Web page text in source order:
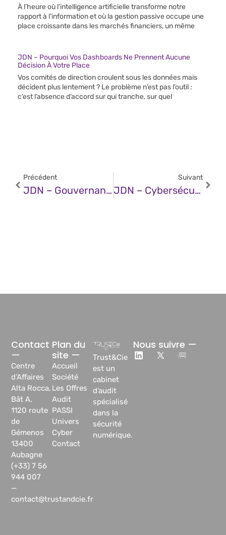
À l’heure où l’intelligence artificielle transforme notre
rapport à l’information et où la gestion passive occupe une
place croissante dans les marchés financiers, un même
JDN – Pourquoi Vos Dashboards Ne Prennent Aucune
Décision À Votre Place
Vos comités de direction croulent sous les données mais
décident plus lentement ? Le problème n’est pas l’outil :
c’est l’absence d’accord sur qui tranche, sur quel
Précédent
JDN – Gouvernance Et Authentification Forte : Gérer Les Accès Temporaires Avec L’authentification Sans Mot De Passe
Suivant
JDN – Cybersécurité Et Cloud : La France Trop Dépendante De Ses « Alliés »
Trust&Cie
est un
cabinet
d’audit
spécialisé
dans la
sécurité
numérique.
Plan du
site —
Accueil
Société
Les Offres
Audit
PASSI
Univers
Cyber
Contact
Contact
—
Centre
d’Affaires
Alta Rocca,
Bât A,
1120 route
de
Gémenos
13400
Aubagne
(+33) 7 56
944 007
—
contact@trustandcie.fr
Nous suivre —